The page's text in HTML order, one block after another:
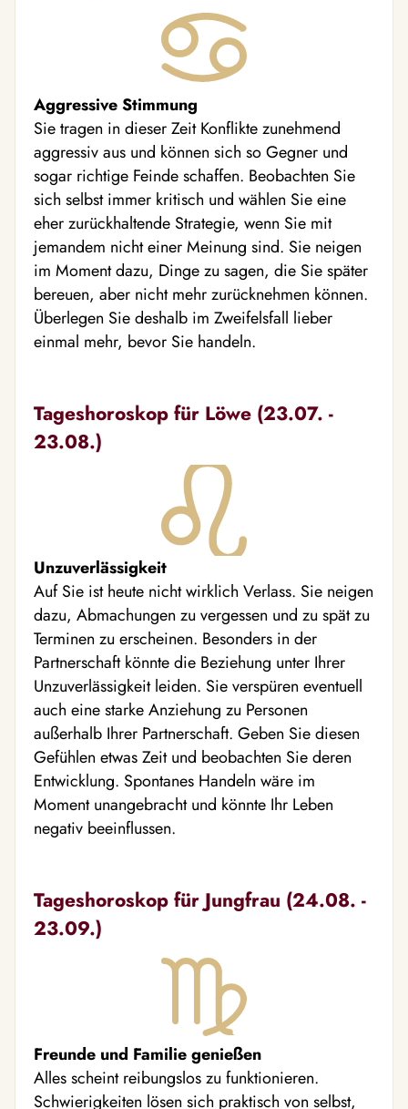
Aggressive Stimmung
Sie tragen in dieser Zeit Konflikte zunehmend
aggressiv aus und können sich so Gegner und
sogar richtige Feinde schaffen. Beobachten Sie
sich selbst immer kritisch und wählen Sie eine
eher zurückhaltende Strategie, wenn Sie mit
jemandem nicht einer Meinung sind. Sie neigen
im Moment dazu, Dinge zu sagen, die Sie später
bereuen, aber nicht mehr zurücknehmen können.
Überlegen Sie deshalb im Zweifelsfall lieber
einmal mehr, bevor Sie handeln.
Tageshoroskop für Löwe (23.07. -
23.08.)
Unzuverlässigkeit
Auf Sie ist heute nicht wirklich Verlass. Sie neigen
dazu, Abmachungen zu vergessen und zu spät zu
Terminen zu erscheinen. Besonders in der
Partnerschaft könnte die Beziehung unter Ihrer
Unzuverlässigkeit leiden. Sie verspüren eventuell
auch eine starke Anziehung zu Personen
außerhalb Ihrer Partnerschaft. Geben Sie diesen
Gefühlen etwas Zeit und beobachten Sie deren
Entwicklung. Spontanes Handeln wäre im
Moment unangebracht und könnte Ihr Leben
negativ beeinflussen.
Tageshoroskop für Jungfrau (24.08. -
23.09.)
Freunde und Familie genießen
Alles scheint reibungslos zu funktionieren.
Schwierigkeiten lösen sich praktisch von selbst,